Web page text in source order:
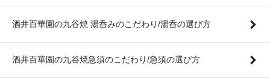
酒井百華園の九谷焼 湯呑みのこだわり/湯呑の選び方
酒井百華園の九谷焼急須のこだわり/急須の選び方